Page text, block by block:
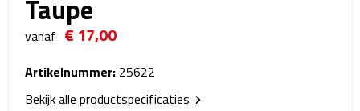
Reistassensets
Duffeltassen
Taupe
vanaf € 17,00
Artikelnummer: 25622
Bekijk alle productspecificaties